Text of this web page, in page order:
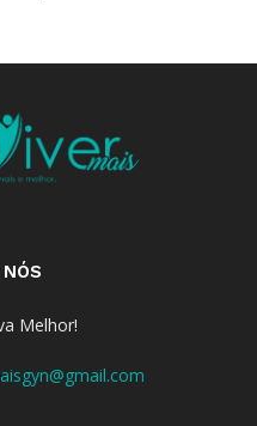
Melhor!